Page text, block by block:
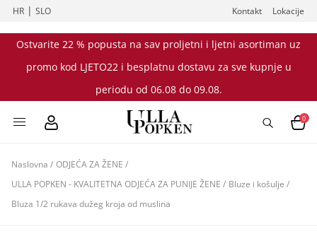
HR |SLO Kontakt Lokacije
Ostvarite 22 % popusta na sav proljetni i ljetni asortiman uz
promo kod LJETO22 i besplatnu dostavu za sve kupnje u
periodu od 06.08 do 09.08.
0
Naslovna / ODJEĆA ZA ŽENE /
ULLA POPKEN - KVALITETNA ODJEĆA ZA PUNIJE ŽENE / Bluze i košulje /
Bluza 1/2 rukava dužeg kroja od muslina